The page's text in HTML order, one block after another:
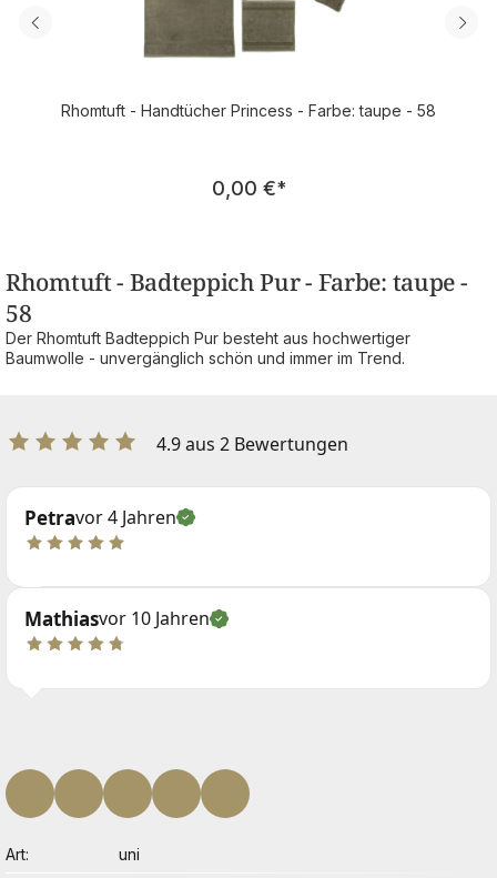
Rhomtuft - Handtücher Princess - Farbe: taupe - 58
Regulärer Preis:
0,00 €*
Rhomtuft - Badteppich Pur - Farbe: taupe -
58
Der Rhomtuft Badteppich Pur besteht aus hochwertiger
Baumwolle - unvergänglich schön und immer im Trend.
4.9 aus 2 Bewertungen
Petravor 4 Jahren
Mathiasvor 10 Jahren
Art uni